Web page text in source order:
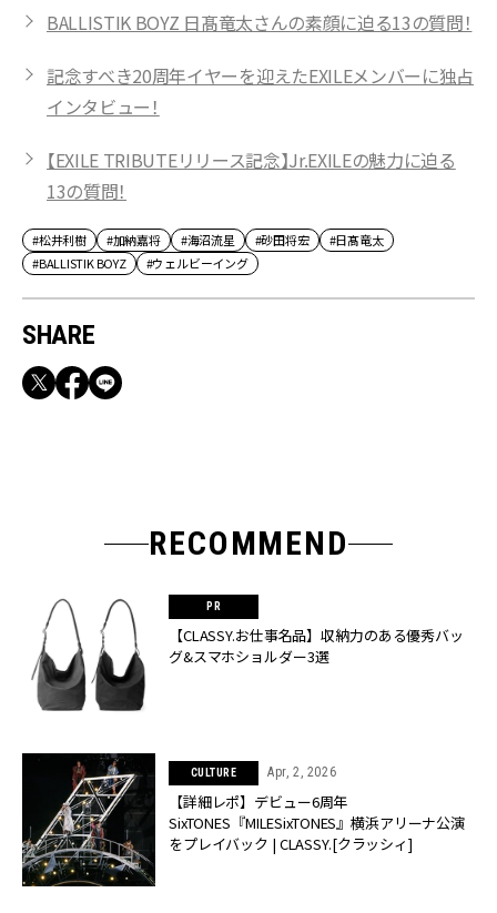
BALLISTIK BOYZ 日髙竜太さんの素顔に迫る13の質問！
記念すべき20周年イヤーを迎えたEXILEメンバーに独占
インタビュー！
【EXILE TRIBUTEリリース記念】Jr.EXILEの魅力に迫る
13の質問！
#松井利樹 #加納嘉将 #海沼流星 #砂田将宏
#日髙竜太
#BALLISTIK BOYZ
#ウェルビーイング
SHARE
RECOMMEND
【CLASSY.お仕事名品】収納力のある優秀バッ
グ&スマホショルダー3選
CULTURE Apr, 2, 2026
【詳細レポ】デビュー6周年
SixTONES『MILESixTONES』横浜アリーナ公演
をプレイバック | CLASSY.[クラッシィ]